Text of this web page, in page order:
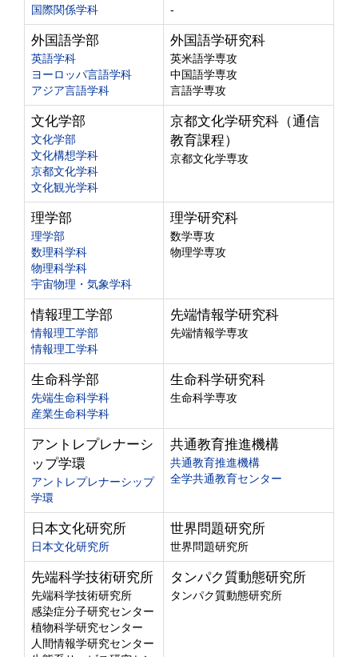
国際関係学科 -
外国語学部
英語学科
ヨーロッパ言語学科
アジア言語学科
外国語学研究科
英米語学専攻
中国語学専攻
言語学専攻
文化学部
文化学部
文化構想学科
京都文化学科
文化観光学科
京都文化学研究科（通信
教育課程）
京都文化学専攻
理学部
理学部
数理科学科
物理科学科
宇宙物理・気象学科
理学研究科
数学専攻
物理学専攻
情報理工学部
情報理工学部
情報理工学科
先端情報学研究科
先端情報学専攻
生命科学部
先端生命科学科
産業生命科学科
生命科学研究科
生命科学専攻
アントレプレナーシ
ップ学環
アントレプレナーシップ
学環
共通教育推進機構
共通教育推進機構
全学共通教育センター
日本文化研究所
日本文化研究所
世界問題研究所
世界問題研究所
先端科学技術研究所
先端科学技術研究所
感染症分子研究センター
植物科学研究センター
人間情報学研究センター
タンパク質動態研究所
タンパク質動態研究所